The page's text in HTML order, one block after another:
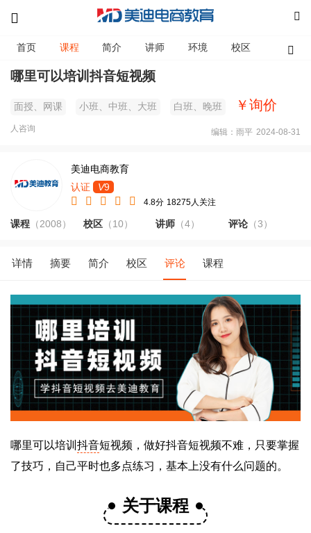
首页 课程 简介 讲师 环境 校区 资讯
哪里可以培训抖音短视频
面授、网课 小班、中班、大班 白班、晚班 ￥询价
人咨询 2024-08-31
编辑：雨平
美迪电商教育
认证
V9
4.8分 18275人关注
课程 （2008） 校区（10） 讲师 （4） 评论（3）
详情 摘要 简介 校区 评论 课程
哪里可以培训 抖音短视频，做好抖音短视频不难，只要掌握
了技巧，自己平时也多点练习，基本上没有什么问题的。
关于课程